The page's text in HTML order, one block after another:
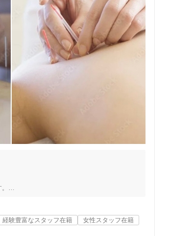
経験豊富なスタッフ在籍
女性スタッフ在籍